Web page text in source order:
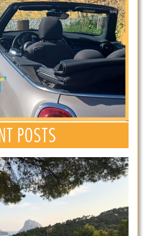
POSTS